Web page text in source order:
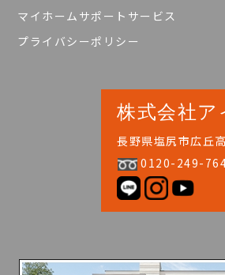
マイホームサポートサービス
プライバシーポリシー
株式会社
長野県塩尻市広丘
0120-249-